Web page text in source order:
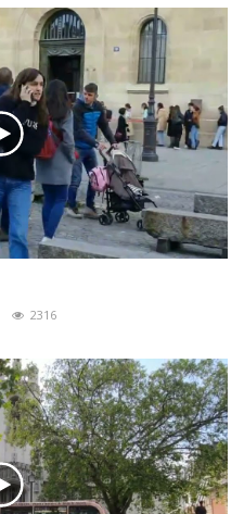
2316